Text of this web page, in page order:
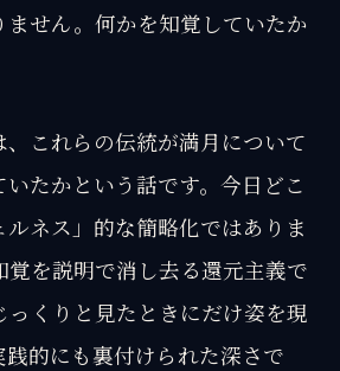
せん。何かを知覚していたか
、これらの伝統が満月について
たかという話です。今日どこ
ネス」的な簡略化ではありま
覚を説明で消し去る還元主義で
っくりと見たときにだけ姿を現
的にも裏付けられた深さで